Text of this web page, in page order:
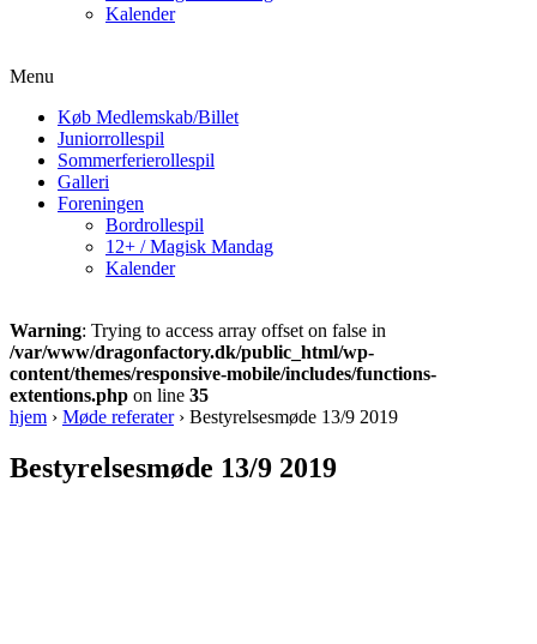
Kalender
Menu
Køb Medlemskab/Billet
Juniorrollespil
Sommerferierollespil
Galleri
Foreningen
Bordrollespil
12+ / Magisk Mandag
Kalender
Warning: Trying to access array offset on false in
/var/www/dragonfactory.dk/public_html/wp-
content/themes/responsive-mobile/includes/functions-
extentions.php on line 35
hjem › Møde referater › Bestyrelsesmøde 13/9 2019
Bestyrelsesmøde 13/9 2019